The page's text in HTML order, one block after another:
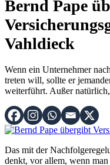
Bernd Pape
Vahldieck
Wenn ein Unternehmer
treten will, sollte er
weiterführt. Außer
Das mit der
denkt, vor allem, wenn